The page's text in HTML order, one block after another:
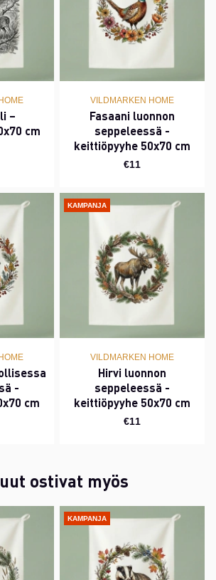
–
cm
VILDMARKEN HOME
Fasaani luonnon
seppeleessä -
keittiöpyyhe 50x70 cm
€11
-
cm
KAMPANJA
VILDMARKEN HOME
Hirvi luonnon
seppeleessä -
keittiöpyyhe 50x70 cm
€11
ostivat myös
KAMPANJA